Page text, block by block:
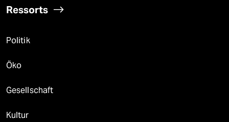
Ressorts
Politik
Öko
Gesellschaft
Kultur